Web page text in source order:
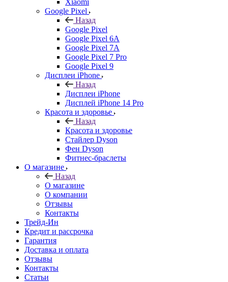
Xiaomi
Google Pixel
Назад
Google Pixel
Google Pixel 6A
Google Pixel 7А
Google Pixel 7 Pro
Google Pixel 9
Дисплеи iPhone
Назад
Дисплеи iPhone
Дисплей iPhone 14 Pro
Красота и здоровье
Назад
Красота и здоровье
Стайлер Dyson
Фен Dyson
Фитнес-браслеты
О магазине
Назад
О магазине
О компании
Отзывы
Контакты
Трейд-Ин
Кредит и рассрочка
Гарантия
Доставка и оплата
Отзывы
Контакты
Статьи